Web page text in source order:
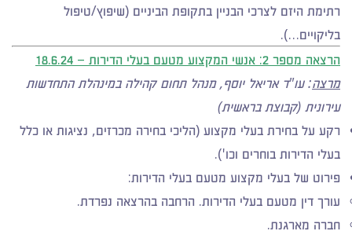
רתימת היזם לצרכי הבניין בתקופת הביניים (שיפוץ/טיפול
בליקויים…).
הרצאה מספר 2:
אנשי המקצוע מטעם בעלי הדירות – 18.6.24
מרצה: עו"ד אריאל יוסף, מנהל תחום קהילה במינהלת התחדשות
עירונית (קבוצת בראשית)
רקע על בחירת בעלי מקצוע (הליכי בחירה מכרזים, נציגות או כלל
בעלי הדירות בוחרים וכו').
פירוט של בעלי מקצוע מטעם בעלי הדירות:
עורך דין מטעם בעלי הדירות. הרחבה בהרצאה נפרדת.
חברה מארגנת.